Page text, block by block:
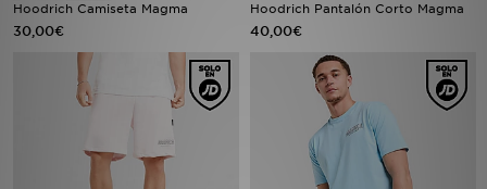
Hoodrich Camiseta Magma
30,00€
Hoodrich Pantalón Corto Magma
40,00€